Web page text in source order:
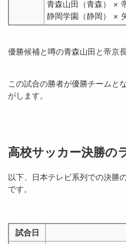
青森山田（青森） ×
静岡学園（静岡） ×
優勝候補と噂の青森山田と帝京
この試合の勝者が優勝チームと
がします。
高校サッカー決勝の
以下、日本テレビ系列での決勝
です。
試合日